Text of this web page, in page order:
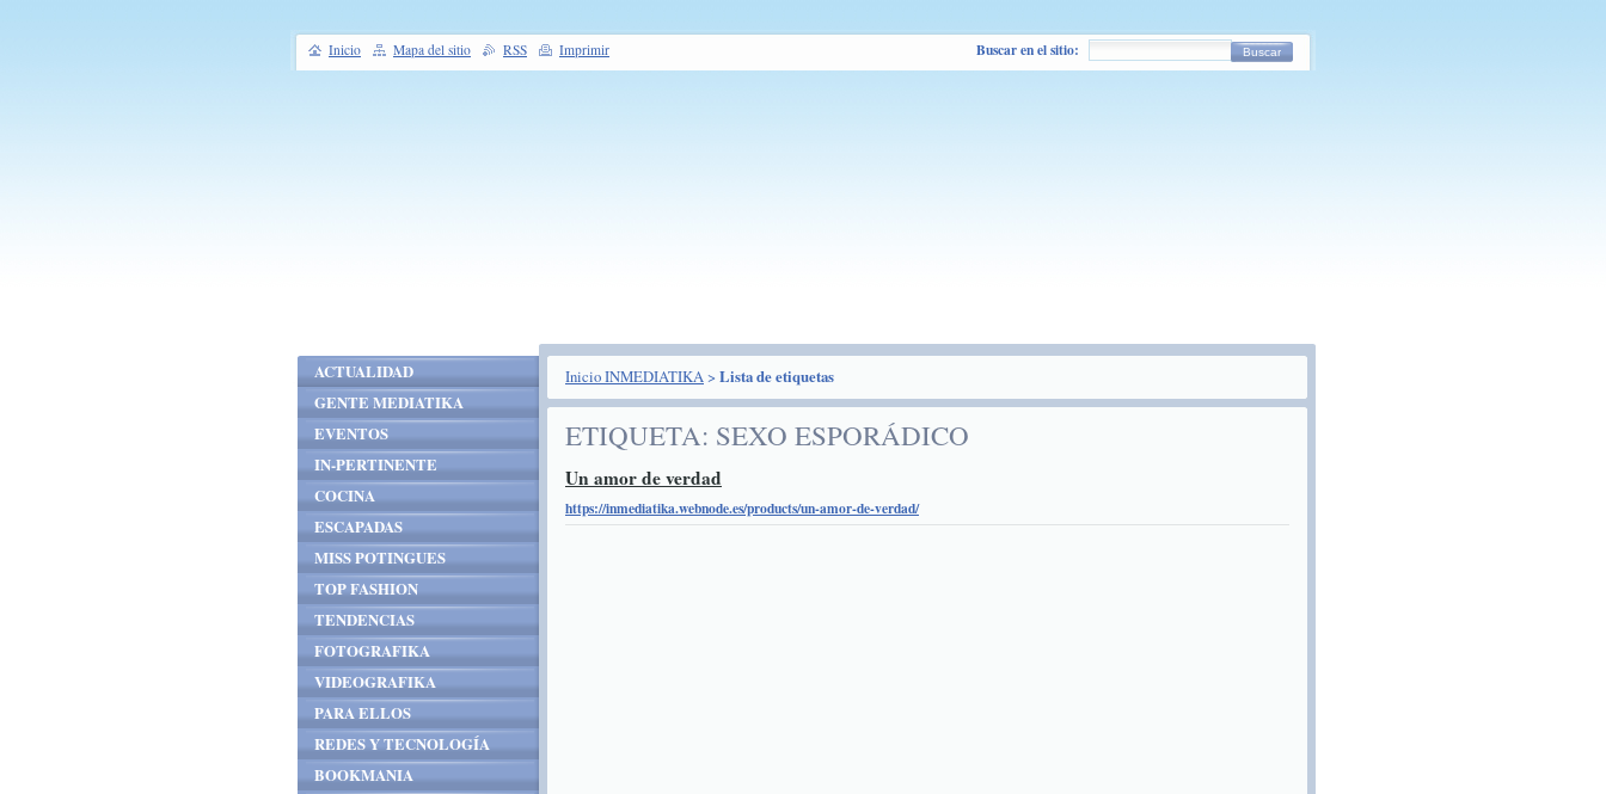
Inicio INMEDIATIKA> Lista de etiquetas
ETIQUETA: SEXO ESPORÁDICO
Un amor de verdad
https://inmediatika.webnode.es/products/un-amor-de-verdad/
ACTUALIDAD
GENTE MEDIATIKA
EVENTOS
IN-PERTINENTE
COCINA
ESCAPADAS
MISS POTINGUES
TOP FASHION
TENDENCIAS
FOTOGRAFIKA
VIDEOGRAFIKA
PARA ELLOS
REDES Y TECNOLOGÍA
BOOKMANIA
Inicio Mapa del sitio RSS Imprimir Buscar en el sitio: Buscar